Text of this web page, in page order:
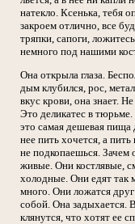
натекло. Ксенька, тебя
закроем отлично, все
тряпки, сапоги,
немного под нашими
Она открыла глаза.
дым клубился, рос,
вкус крови, она знает.
Это деликатес в
это самая дешевая
нее пить хочется, а
не подкопаешься. Зачем
живые. Они костлявые,
холодные. Они едят так
много. Они ложатся
собой. Она задыхается.
клянутся, что хотят ее